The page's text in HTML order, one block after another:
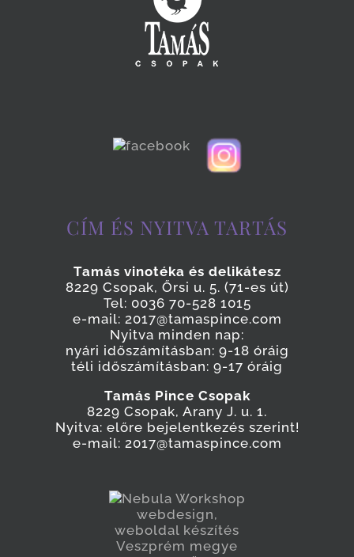
CÍM ÉS NYITVA TARTÁS
Tamás vinotéka és delikátesz
8229 Csopak, Őrsi u. 5. (71-es út)
Tel: 0036 70-528 1015
e-mail: 2017@tamaspince.com
Nyitva minden nap:
nyári időszámításban: 9-18 óráig
téli időszámításban: 9-17 óráig
Tamás Pince Csopak
8229 Csopak, Arany J. u. 1.
Nyitva: előre bejelentkezés szerint!
e-mail: 2017@tamaspince.com